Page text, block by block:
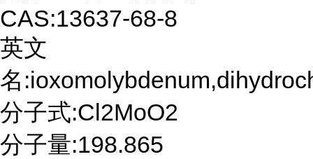
CAS:13637-68-8
英文
名
分子式:Cl2MoO2
分子量:198.865